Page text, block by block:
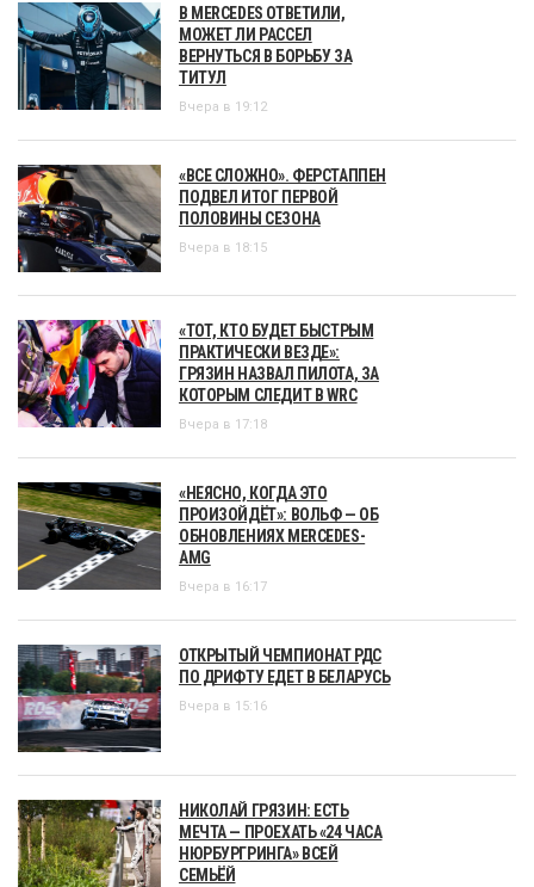
В MERCEDES ОТВЕТИЛИ,
МОЖЕТ ЛИ РАССЕЛ
ВЕРНУТЬСЯ В БОРЬБУ ЗА
ТИТУЛ
Вчера в 19:12
«ВСЕ СЛОЖНО». ФЕРСТАППЕН
ПОДВЕЛ ИТОГ ПЕРВОЙ
ПОЛОВИНЫ СЕЗОНА
Вчера в 18:15
«ТОТ, КТО БУДЕТ БЫСТРЫМ
ПРАКТИЧЕСКИ ВЕЗДЕ»:
ГРЯЗИН НАЗВАЛ ПИЛОТА, ЗА
КОТОРЫМ СЛЕДИТ В WRC
Вчера в 17:18
«НЕЯСНО, КОГДА ЭТО
ПРОИЗОЙДЁТ»: ВОЛЬФ — ОБ
ОБНОВЛЕНИЯХ MERCEDES-
AMG
Вчера в 16:17
ОТКРЫТЫЙ ЧЕМПИОНАТ РДС
ПО ДРИФТУ ЕДЕТ В БЕЛАРУСЬ
Вчера в 15:16
НИКОЛАЙ ГРЯЗИН: ЕСТЬ
МЕЧТА — ПРОЕХАТЬ «24 ЧАСА
НЮРБУРГРИНГА» ВСЕЙ
СЕМЬЁЙ